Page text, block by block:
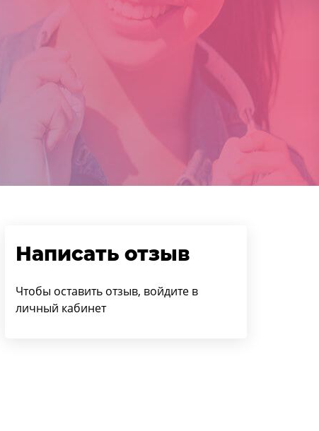
Написать отзыв
Чтобы оставить отзыв, войдите в
личный кабинет